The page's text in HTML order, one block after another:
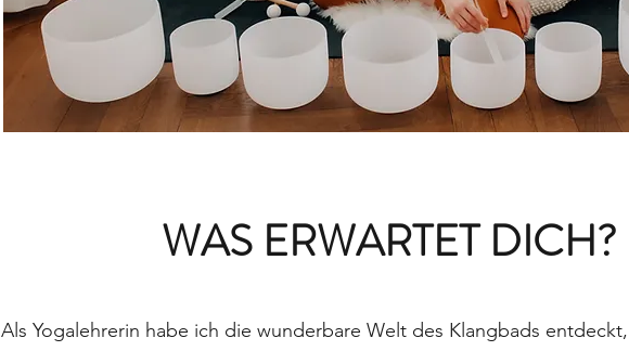
WAS ERWARTET DICH?
Als Yogalehrerin habe ich die wunderbare Welt des Klangbads